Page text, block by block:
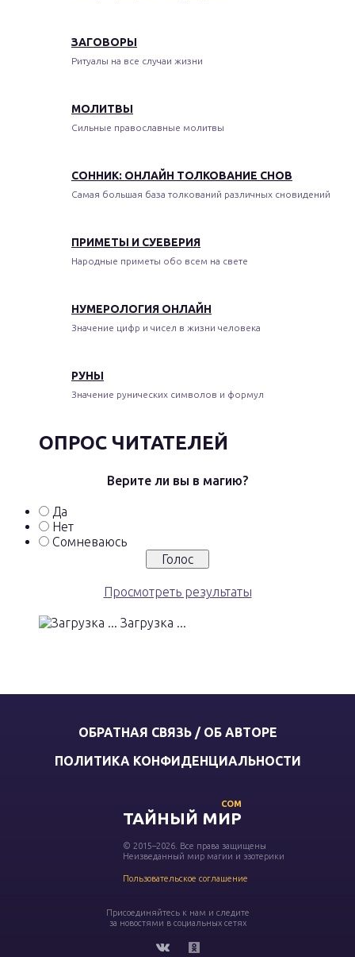
ЗАГОВОРЫ
Ритуалы на все случаи жизни
МОЛИТВЫ
Сильные православные молитвы
СОННИК: ОНЛАЙН ТОЛКОВАНИЕ СНОВ
Самая большая база толкований различных сновидений
ПРИМЕТЫ И СУЕВЕРИЯ
Народные приметы обо всем на свете
НУМЕРОЛОГИЯ ОНЛАЙН
Значение цифр и чисел в жизни человека
РУНЫ
Значение рунических символов и формул
ОПРОС ЧИТАТЕЛЕЙ
Верите ли вы в магию?
Да
Нет
Сомневаюсь
Просмотреть результаты
Загрузка ...
ОБРАТНАЯ СВЯЗЬ / ОБ АВТОРЕ
ПОЛИТИКА КОНФИДЕНЦИАЛЬНОСТИ
ТАЙНЫЙ МИР
COM
© 2015–2026. Все права защищены
Неизведанный мир магии и эзотерики
Пользовательское соглашение
Присоединяйтесь к нам и следите
за новостями в социальных сетях